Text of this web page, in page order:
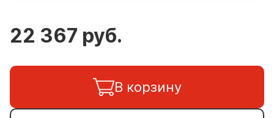
22 367 руб.
В корзину